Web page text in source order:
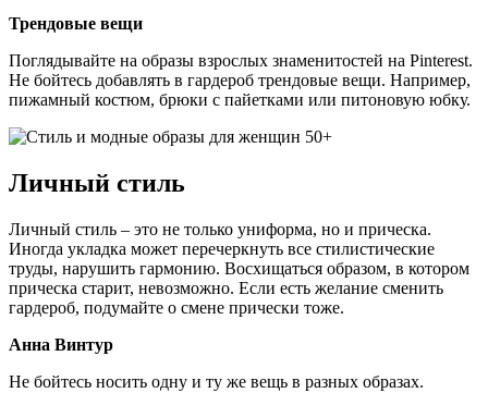
Трендовые вещи
Поглядывайте на образы взрослых знаменитостей на Pinterest.
Не бойтесь добавлять в гардероб трендовые вещи. Например,
пижамный костюм, брюки с пайетками или питоновую юбку.
Личный стиль
Личный стиль – это не только униформа, но и прическа.
Иногда укладка может перечеркнуть все стилистические
труды, нарушить гармонию. Восхищаться образом, в котором
прическа старит, невозможно. Если есть желание сменить
гардероб, подумайте о смене прически тоже.
Анна Винтур
Не бойтесь носить одну и ту же вещь в разных образах.